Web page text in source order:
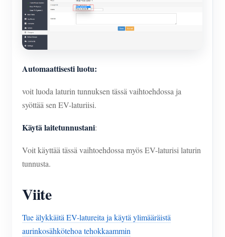
Automaattisesti luotu:
voit luoda laturin tunnuksen tässä vaihtoehdossa ja
syöttää sen EV-laturiisi.
Käytä laitetunnustani:
Voit käyttää tässä vaihtoehdossa myös EV-laturisi laturin
tunnusta.
Viite
Tue älykkäitä EV-latureita ja käytä ylimääräistä
aurinkosähkötehoa tehokkaammin